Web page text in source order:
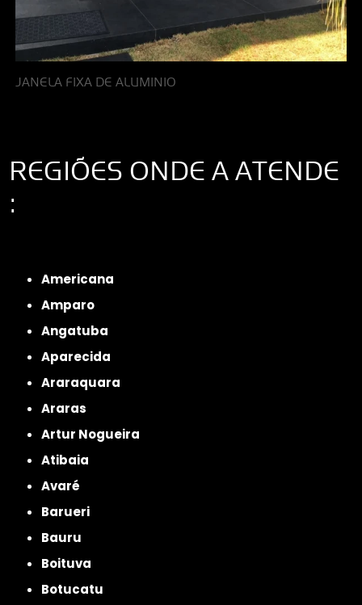
JANELA FIXA DE ALUMINIO
REGIÕES ONDE A ATENDE
:
Americana
Amparo
Angatuba
Aparecida
Araraquara
Araras
Artur Nogueira
Atibaia
Avaré
Barueri
Bauru
Boituva
Botucatu